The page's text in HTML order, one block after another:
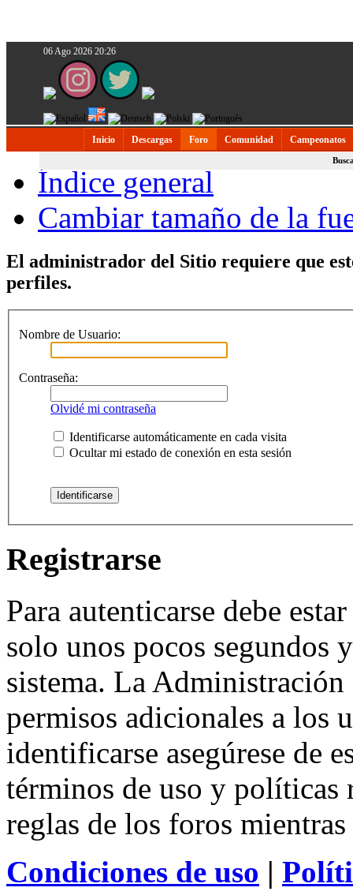
06 Ago 2026 20:26
Inicio Descargas Foro Comunidad Campeonatos
Índice general
Cambiar tamaño de la
El administrador del Sitio requiere que
perfiles.
Nombre de Usuario:
Contraseña:
Olvidé mi contraseña
Identificarse automáticamente en cada visita
Ocultar mi estado de conexión en esta sesión
Registrarse
Para autenticarse debe
solo unos pocos segundos
sistema. La
permisos adicionales a los
identificarse asegúrese de
términos de uso y políticas
reglas de los foros
Condiciones de uso |